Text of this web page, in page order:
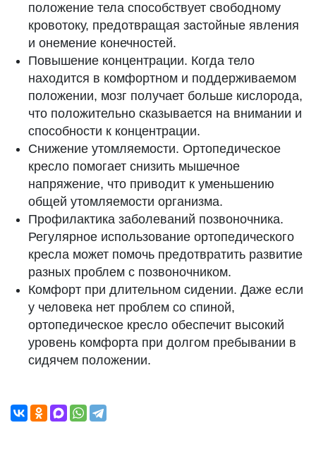
положение тела способствует свободному
кровотоку, предотвращая застойные явления
и онемение конечностей.
Повышение концентрации. Когда тело
находится в комфортном и поддерживаемом
положении, мозг получает больше кислорода,
что положительно сказывается на внимании и
способности к концентрации.
Снижение утомляемости. Ортопедическое
кресло помогает снизить мышечное
напряжение, что приводит к уменьшению
общей утомляемости организма.
Профилактика заболеваний позвоночника.
Регулярное использование ортопедического
кресла может помочь предотвратить развитие
разных проблем с позвоночником.
Комфорт при длительном сидении. Даже если
у человека нет проблем со спиной,
ортопедическое кресло обеспечит высокий
уровень комфорта при долгом пребывании в
сидячем положении.